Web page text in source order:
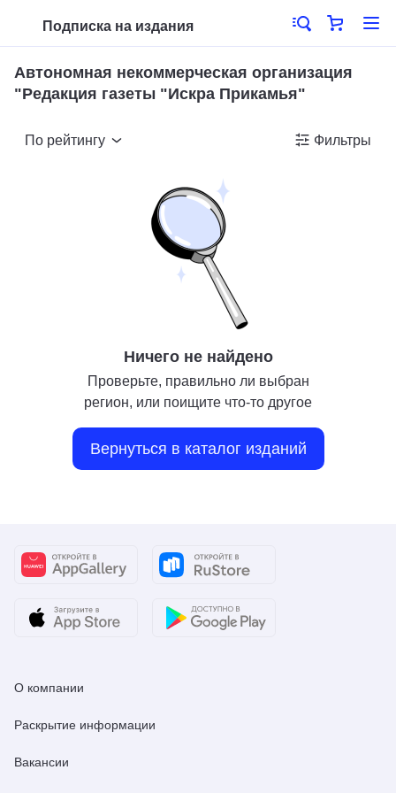
Подписка на издания
Автономная некоммерческая организация
"Редакция газеты "Искра Прикамья"
По рейтингу Фильтры
Ничего не найдено
Проверьте, правильно ли выбран
регион, или поищите что-то другое
Вернуться в каталог изданий
О компании
Раскрытие информации
Вакансии